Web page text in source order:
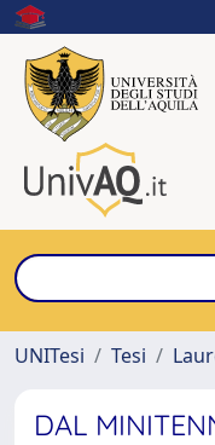
UNITesi
Tesi
DAL